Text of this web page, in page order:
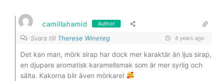
camillahamid Author
Svara till Therese Wineteg 4 years ago
Det kan man, mörk sirap har dock mer karaktär än ljus sirap,
en djupare aromatisk karamellsmak som är mer syrlig och
sälta. Kakorna blir även mörkare!